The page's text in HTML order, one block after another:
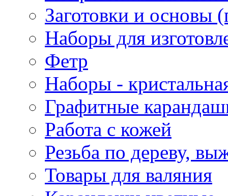
Заготовки и основы
Наборы для
Фетр
Наборы -
Графитные
Работа с кожей
Резьба по дереву,
Товары для валяния